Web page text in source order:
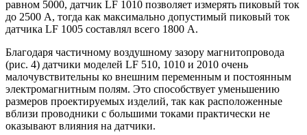
равном 5000, датчик LF 1010 позволяет измерять пиковый ток
до 2500 А, тогда как максимально допустимый пиковый ток
датчика LF 1005 составлял всего 1800 А.
Благодаря частичному воздушному зазору магнитопровода
(рис. 4) датчики моделей LF 510, 1010 и 2010 очень
малочувствительны ко внешним переменным и постоянным
электромагнитным полям. Это способствует уменьшению
размеров проектируемых изделий, так как расположенные
вблизи проводники с большими токами практически не
оказывают влияния на датчики.